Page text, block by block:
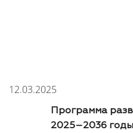
12.03.2025
Программа
2025–2036